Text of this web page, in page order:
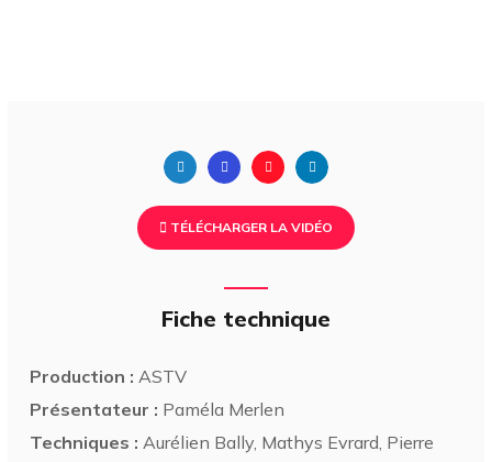
TÉLÉCHARGER LA VIDÉO
Fiche technique
Production : ASTV
Présentateur : Paméla Merlen
Techniques : Aurélien Bally, Mathys Evrard, Pierre